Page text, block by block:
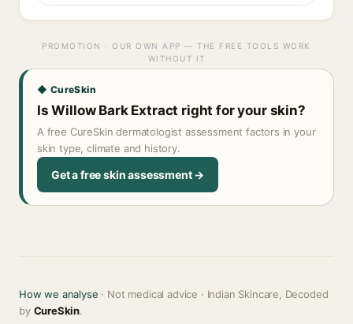
PROMOTION · OUR OWN APP — THE FREE TOOLS WORK
WITHOUT IT
◆ CureSkin
Is Willow Bark Extract right for your skin?
A free CureSkin dermatologist assessment factors in your
skin type, climate and history.
Get a free skin assessment →
How we analyse · Not medical advice · Indian Skincare, Decoded
by CureSkin.